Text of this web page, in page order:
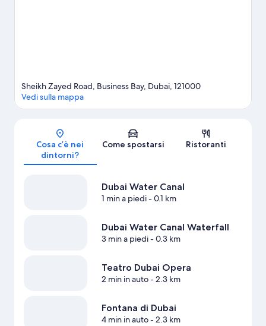
Mappa
Sheikh Zayed Road, Business Bay, Dubai, 121000
Vedi sulla mappa
Cosa c’è nei
dintorni?
Come spostarsi Ristoranti
Dubai Water Canal
1 min a piedi- 0.1 km
Dubai Water Canal Waterfall
3 min a piedi- 0.3 km
Teatro Dubai Opera
2 min in auto- 2.3 km
Fontana di Dubai
4 min in auto- 2.3 km